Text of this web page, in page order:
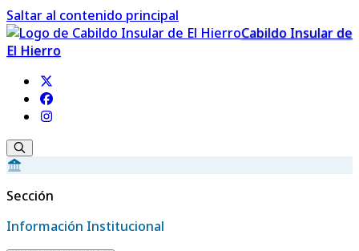
Saltar al contenido principal
Cabildo Insular de
El Hierro
Sección
Información Institucional